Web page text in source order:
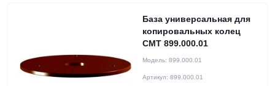
База универсальная для
копировальных колец
CMT 899.000.01
Модель: 899.000.01
Артикул: 899.000.01